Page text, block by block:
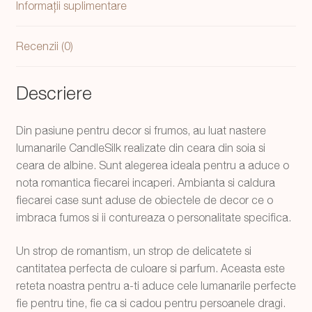
Informații suplimentare
Recenzii (0)
Descriere
Din pasiune pentru decor si frumos, au luat nastere
lumanarile CandleSilk realizate din ceara din soia si
ceara de albine. Sunt alegerea ideala pentru a aduce o
nota romantica fiecarei incaperi. Ambianta si caldura
fiecarei case sunt aduse de obiectele de decor ce o
imbraca fumos si ii contureaza o personalitate specifica.
Un strop de romantism, un strop de delicatete si
cantitatea perfecta de culoare si parfum. Aceasta este
reteta noastra pentru a-ti aduce cele lumanarile perfecte
fie pentru tine, fie ca si cadou pentru persoanele dragi.